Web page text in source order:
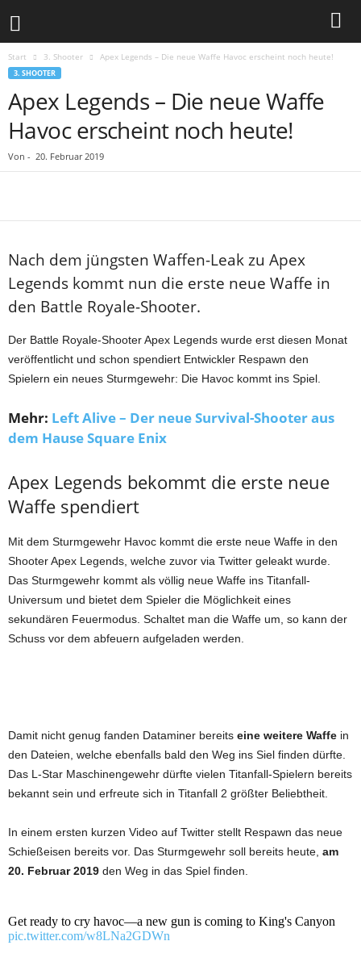
Start 3. Shooter Apex Legends – Die neue Waffe Havoc erscheint noch heute!
3. SHOOTER
Apex Legends – Die neue Waffe
Havoc erscheint noch heute!
Von - 20. Februar 2019
Nach dem jüngsten Waffen-Leak zu Apex
Legends kommt nun die erste neue Waffe in
den Battle Royale-Shooter.
Der Battle Royale-Shooter Apex Legends wurde erst diesen Monat
veröffentlicht und schon spendiert Entwickler Respawn den
Spielern ein neues Sturmgewehr: Die Havoc kommt ins Spiel.
Mehr: Left Alive – Der neue Survival-Shooter aus
dem Hause Square Enix
Apex Legends bekommt die erste neue
Waffe spendiert
Mit dem Sturmgewehr Havoc kommt die erste neue Waffe in den
Shooter Apex Legends, welche zuvor via Twitter geleakt wurde.
Das Sturmgewehr kommt als völlig neue Waffe ins Titanfall-
Universum und bietet dem Spieler die Möglichkeit eines
sekundären Feuermodus. Schaltet man die Waffe um, so kann der
Schuss vor dem abfeuern aufgeladen werden.
Damit nicht genug fanden Dataminer bereits eine weitere Waffe in
den Dateien, welche ebenfalls bald den Weg ins Siel finden dürfte.
Das L-Star Maschinengewehr dürfte vielen Titanfall-Spielern bereits
bekannt sein und erfreute sich in Titanfall 2 größter Beliebtheit.
In einem ersten kurzen Video auf Twitter stellt Respawn das neue
Schießeisen bereits vor. Das Sturmgewehr soll bereits heute, am
20. Februar 2019 den Weg in das Spiel finden.
Get ready to cry havoc—a new gun is coming to King's Canyon
pic.twitter.com/w8LNa2GDWn